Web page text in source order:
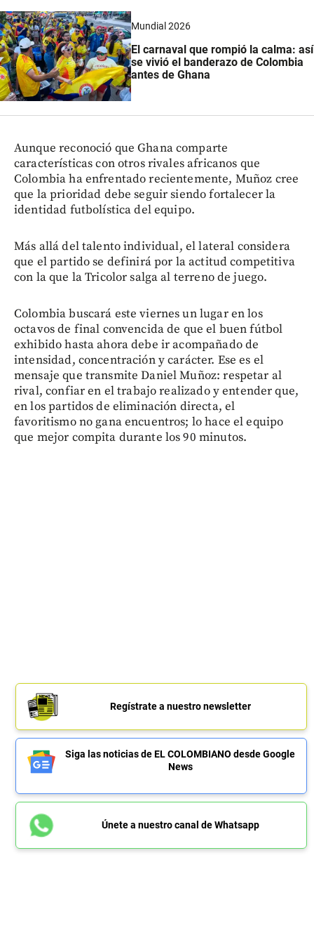
Mundial 2026
El carnaval que rompió la calma: así
se vivió el banderazo de Colombia
antes de Ghana
Aunque reconoció que Ghana comparte
características con otros rivales africanos que
Colombia ha enfrentado recientemente, Muñoz cree
que la prioridad debe seguir siendo fortalecer la
identidad futbolística del equipo.
Más allá del talento individual, el lateral considera
que el partido se definirá por la actitud competitiva
con la que la Tricolor salga al terreno de juego.
Colombia buscará este viernes un lugar en los
octavos de final convencida de que el buen fútbol
exhibido hasta ahora debe ir acompañado de
intensidad, concentración y carácter. Ese es el
mensaje que transmite Daniel Muñoz: respetar al
rival, confiar en el trabajo realizado y entender que,
en los partidos de eliminación directa, el
favoritismo no gana encuentros; lo hace el equipo
que mejor compita durante los 90 minutos.
Regístrate a nuestro newsletter
Siga las noticias de EL COLOMBIANO desde Google
News
Únete a nuestro canal de Whatsapp